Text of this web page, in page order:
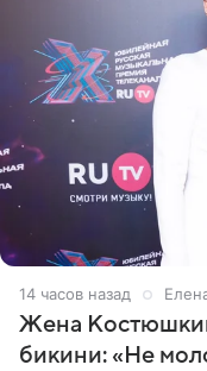
14 часов назад
Жена
бикини: «Не